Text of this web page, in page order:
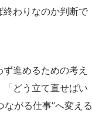
わりなのか判断で
進めるための考え
どう立て直せばい
がる仕事”へ変える